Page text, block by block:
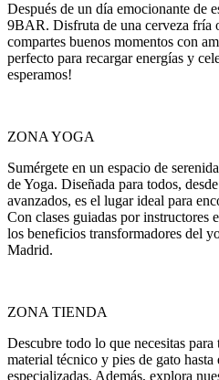
Después de un día emocionante de
9BAR. Disfruta de una cerveza fría
compartes buenos momentos con
perfecto para recargar energías y
esperamos!
ZONA YOGA
Sumérgete en un espacio de
de Yoga. Diseñada para todos,
avanzados, es el lugar ideal para
Con clases guiadas por instructores
los beneficios transformadores del
Madrid.
ZONA TIENDA
Descubre todo lo que necesitas
material técnico y pies de gato hasta
especializadas. Además, explora